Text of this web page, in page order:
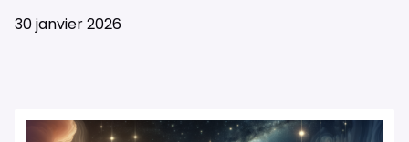
30 janvier 2026